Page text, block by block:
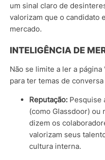
um sinal claro de
valorizam que o candidato
mercado.
INTELIGÊNCIA DE
Não se limite a ler a
para ter temas de
Reputação: Pesquise
(como Glassdoor) ou
dizem os
valorizam seus
cultura interna.